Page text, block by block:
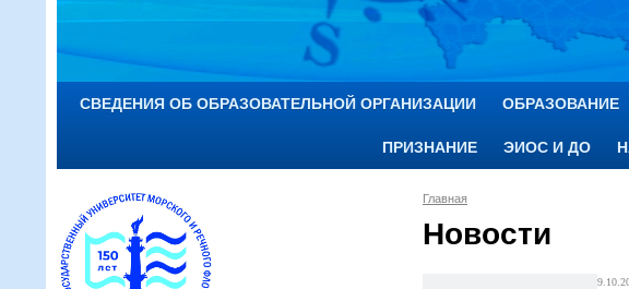
СВЕДЕНИЯ ОБ ОБРАЗОВАТЕЛЬНОЙ ОРГАНИЗАЦИИ ОБРАЗОВАНИЕ
ПРИЗНАНИЕ ЭИОС И ДО
Главная
Новости